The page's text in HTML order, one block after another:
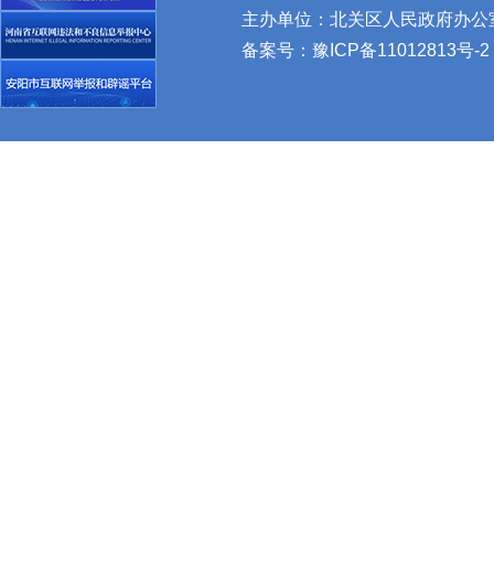
主办单位：北关区人民政府办
备案号： 豫ICP备11012813号-2